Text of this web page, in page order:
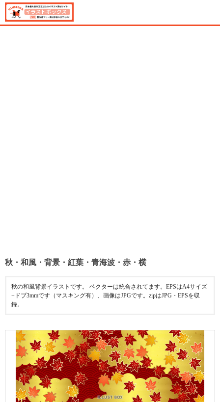
秋・和風・背景・紅葉・青海波・赤・横
秋の和風背景イラストです。 ベクターは統合されてます。EPSはA4サイズ
+ドブ3mmです（マスキング有）、画像はJPGです。zipはJPG・EPSを収
録。